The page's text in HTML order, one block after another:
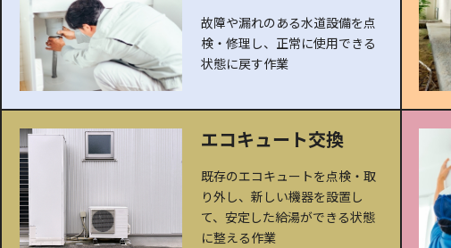
故障や漏れのある水道設備を点
検・修理し、正常に使用できる
状態に戻す作業
エコキュート交換
既存のエコキュートを点検・取
り外し、新しい機器を設置し
て、安定した給湯ができる状態
に整える作業